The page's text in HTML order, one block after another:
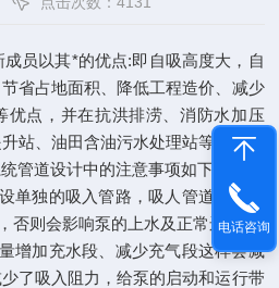
员以其*的优点:即自吸高度大，自
省占地面积、降低工程造价、减少
优点，并在抗洪排涝、消防水加压
站、油田含油污水处理站等方面得
管道设计中的注意事项如下：
独的吸入管路，吸人管道水平段
否则会影响泵的上水及正常运行；
增加充水段、减少充气段这样会减
了吸入阻力，给泵的启动和运行带
电话咨询